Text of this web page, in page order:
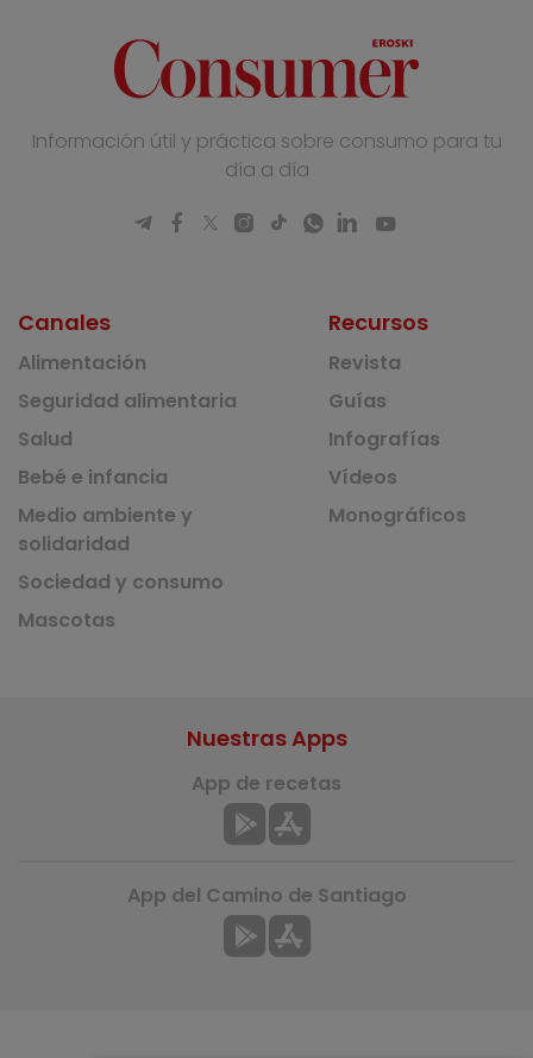
Información útil y práctica sobre consumo para tu
día a día
Canales
Alimentación
Seguridad alimentaria
Salud
Bebé e infancia
Medio ambiente y
solidaridad
Sociedad y consumo
Mascotas
Recursos
Revista
Guías
Infografías
Vídeos
Monográficos
Nuestras Apps
App de recetas
App del Camino de Santiago